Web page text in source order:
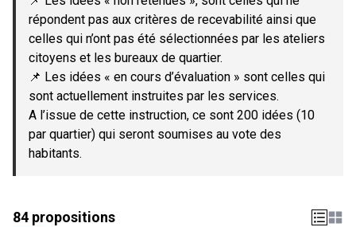
répondent pas aux critères de recevabilité ainsi que
celles qui n’ont pas été sélectionnées par les ateliers
citoyens et les bureaux de quartier.
📌 Les idées « en cours d’évaluation » sont celles qui
sont actuellement instruites par les services.
A l’issue de cette instruction, ce sont 200 idées (10
par quartier) qui seront soumises au vote des
habitants.
84 propositions